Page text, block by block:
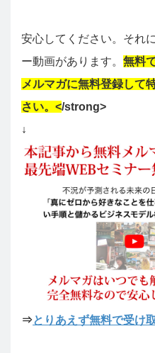
安心してください。それ
ー動画があります。 無料
メルマガに無料登録して
さい。</strong>
↓
⇒とりあえず無料で受け